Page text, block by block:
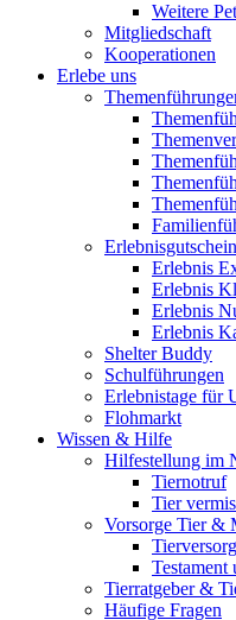
Weitere
Mitgliedschaft
Kooperationen
Erlebe uns
Erlebnis
Erlebnis
Erlebnis
Erlebnis
Shelter Buddy
Schulführungen
Erlebnistage für
Flohmarkt
Wissen & Hilfe
Hilfestellung im
Tiernotruf
Tier
Vorsorge Tier &
Testament
Tierratgeber &
Häufige Fragen